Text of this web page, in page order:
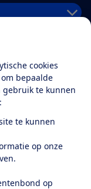
cookies
bepaalde
te kunnen
te kunnen
op onze
op